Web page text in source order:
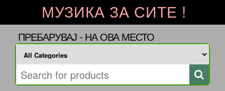
МУЗИКА ЗА СИТЕ !
ПРЕБАРУВАЈ - НА ОВА МЕСТО